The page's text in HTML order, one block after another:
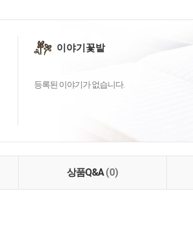
이야기꽃밭
등록된 이야기가 없습니다.
상품Q&A(0)